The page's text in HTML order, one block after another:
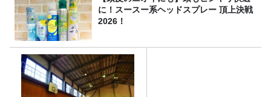
に！スースー系ヘッドスプレー 頂上決戦
2026！